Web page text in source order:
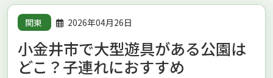
関東 2026年04月26日
小金井市で大型遊具がある公園は
どこ？子連れにおすすめ